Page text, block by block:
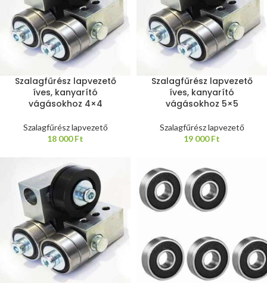
Szalagfűrész lapvezető
íves, kanyarító
vágásokhoz 4×4
Szalagfűrész lapvezető
18 000Ft
Szalagfűrész lapvezető
íves, kanyarító
vágásokhoz 5×5
Szalagfűrész lapvezető
19 000Ft